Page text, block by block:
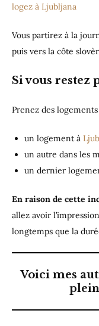
logez à Ljubljana
Vous partirez à la
puis vers la côte
Si vous restez
Prenez des
un logement à
un autre dans les
un dernier
En raison de cette
allez avoir
longtemps que la
Voici mes